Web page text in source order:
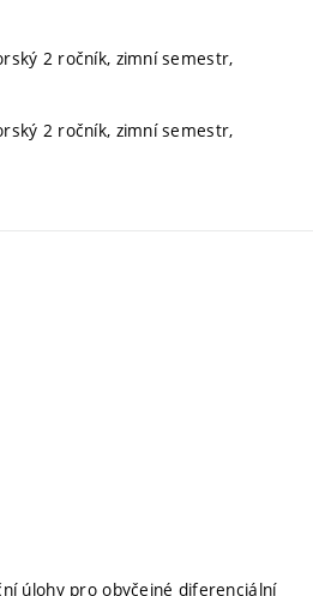
2 ročník, zimní semestr,
2 ročník, zimní semestr,
úlohy pro obyčejné diferenciální